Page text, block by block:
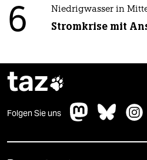
6 Niedrigwasser in
Stromkrise mit
taz
Folgen Sie uns